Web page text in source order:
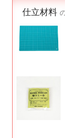
仕立材料